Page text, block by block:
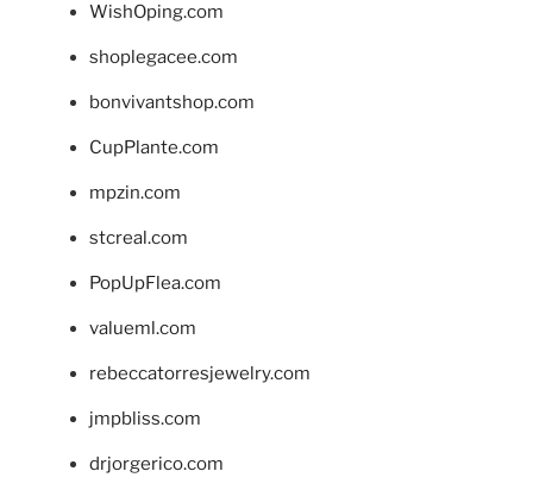
WishOping.com
shoplegacee.com
bonvivantshop.com
CupPlante.com
mpzin.com
stcreal.com
PopUpFlea.com
valueml.com
rebeccatorresjewelry.com
jmpbliss.com
drjorgerico.com